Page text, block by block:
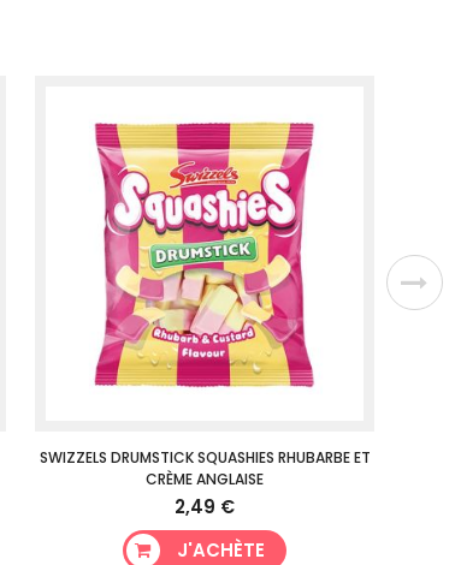
SWIZZELS DRUMSTICK SQUASHIES RHUBARBE ET
CRÈME ANGLAISE
2,49 €
J'ACHÈTE